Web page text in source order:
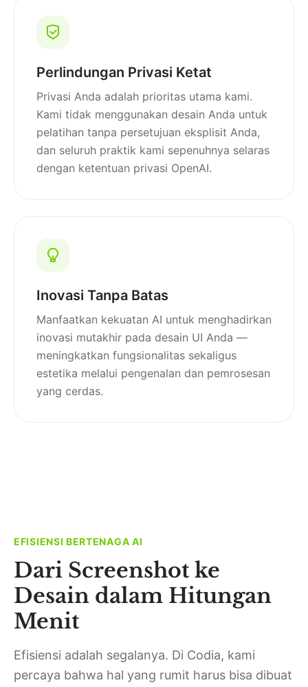
Perlindungan Privasi Ketat
Privasi Anda adalah prioritas utama kami.
Kami tidak menggunakan desain Anda untuk
pelatihan tanpa persetujuan eksplisit Anda,
dan seluruh praktik kami sepenuhnya selaras
dengan ketentuan privasi OpenAI.
Inovasi Tanpa Batas
Manfaatkan kekuatan AI untuk menghadirkan
inovasi mutakhir pada desain UI Anda —
meningkatkan fungsionalitas sekaligus
estetika melalui pengenalan dan pemrosesan
yang cerdas.
EFISIENSI BERTENAGA AI
Dari Screenshot ke
Desain dalam Hitungan
Menit
Efisiensi adalah segalanya. Di Codia, kami
percaya bahwa hal yang rumit harus bisa dibuat